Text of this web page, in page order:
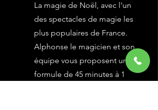
La magie de Noël, avec l'un
des spectacles de magie les
plus populaires de France.
Alphonse le magicien et son
équipe vous proposent une
formule de 45 minutes à 1